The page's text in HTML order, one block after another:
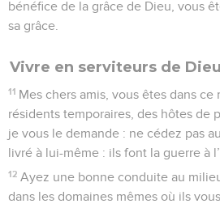
bénéfice de la grâce de Dieu, vous
sa grâce.
Vivre en serviteurs de Dieu
11 Mes chers amis, vous êtes dans ce
résidents temporaires, des hôtes de
je vous le demande : ne cédez pas
livré à lui-même : ils font la guerre à
12 Ayez une bonne conduite au
dans les domaines mêmes où ils